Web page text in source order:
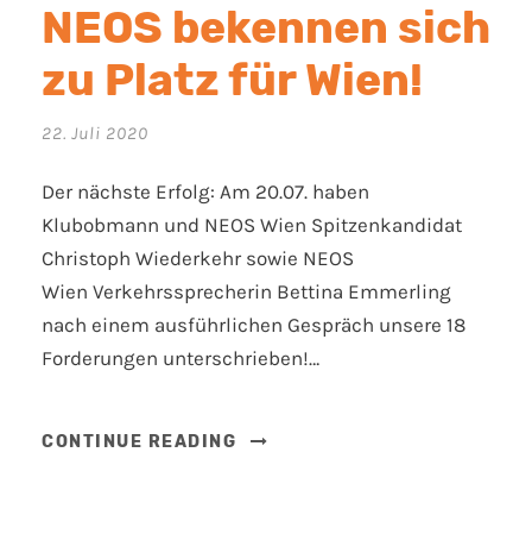
NEOS bekennen sich
zu Platz für Wien!
22. Juli 2020
Der nächste Erfolg: Am 20.07. haben
Klubobmann und NEOS Wien Spitzenkandidat
Christoph Wiederkehr sowie NEOS
Wien Verkehrssprecherin Bettina Emmerling
nach einem ausführlichen Gespräch unsere 18
Forderungen unterschrieben!…
CONTINUE READING